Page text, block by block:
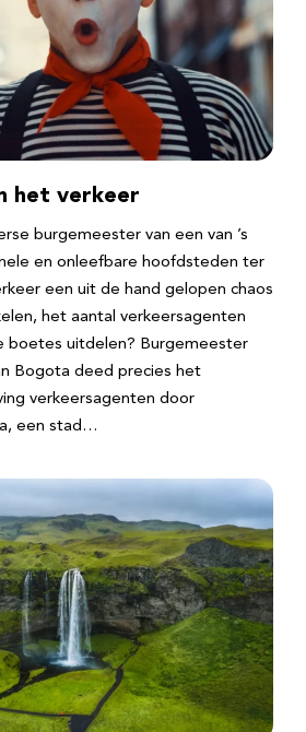
het verkeer
burgemeester van een van ’s
en onleefbare hoofdsteden ter
een uit de hand gelopen chaos
het aantal verkeersagenten
boetes uitdelen? Burgemeester
Bogota deed precies het
verkeersagenten door
een stad…